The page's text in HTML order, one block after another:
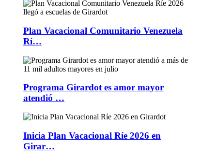
Plan Vacacional Comunitario Venezuela
Rí…
Programa Girardot es amor mayor
atendió …
Inicia Plan Vacacional Ríe 2026 en
Girar…